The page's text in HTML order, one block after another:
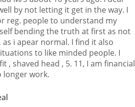
by not letting it get in the way. I
reg. people to understand my
bending the truth at first as not
i apear normal. I find it also
to like minded people. I
, shaved head , 5. 11, I am financial
longer work.